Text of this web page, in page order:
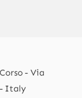
- Via
- Italy